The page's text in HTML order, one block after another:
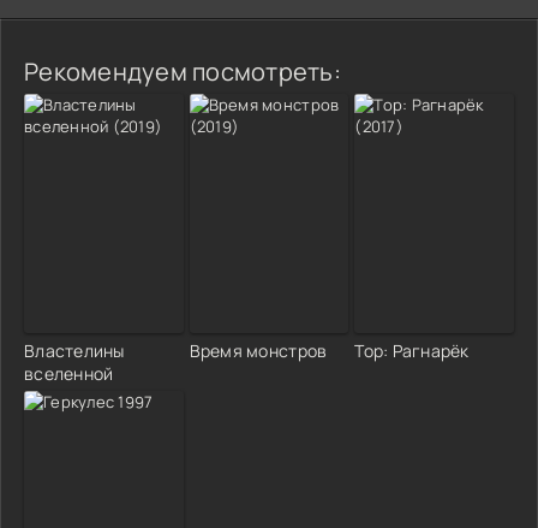
Рекомендуем посмотреть:
Властелины
вселенной
Время монстров Тор: Рагнарёк